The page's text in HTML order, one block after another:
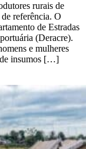
rurais de
referência. O
de Estradas
(Deracre).
e mulheres
de insumos […]